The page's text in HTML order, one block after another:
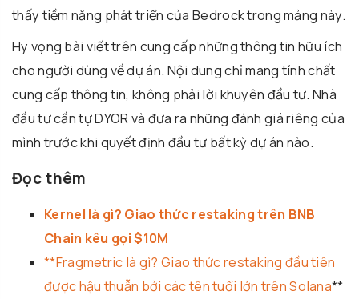
thấy tiềm năng phát triển của Bedrock trong mảng này.
Hy vọng bài viết trên cung cấp những thông tin hữu ích
cho người dùng về dự án. Nội dung chỉ mang tính chất
cung cấp thông tin, không phải lời khuyên đầu tư. Nhà
đầu tư cần tự DYOR và đưa ra những đánh giá riêng của
mình trước khi quyết định đầu tư bất kỳ dự án nào.
Đọc thêm
Kernel là gì? Giao thức restaking trên BNB
Chain kêu gọi $10M
**Fragmetric là gì? Giao thức restaking đầu tiên
được hậu thuẫn bởi các tên tuổi lớn trên Solana**